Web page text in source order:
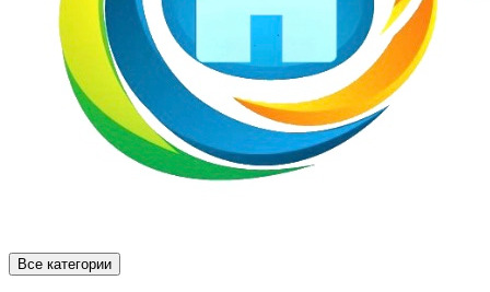
Все категории